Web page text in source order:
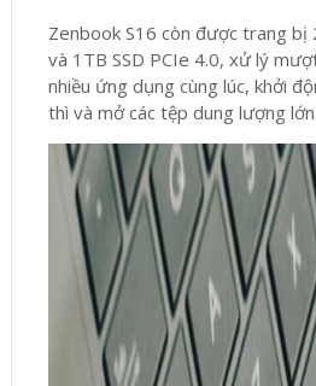
Zenbook S16 còn được trang bị
và 1TB SSD PCIe 4.0, xử lý
nhiều ứng dụng cùng lúc, khởi
thì và mở các tệp dung lượng